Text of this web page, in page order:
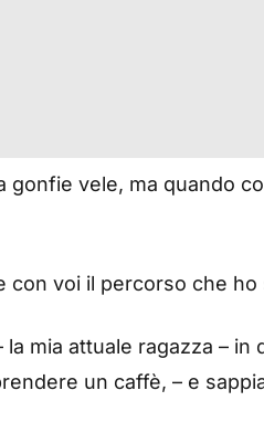
gonfie vele, ma quando
con voi il percorso che
la mia attuale ragazza –
un caffè, – e